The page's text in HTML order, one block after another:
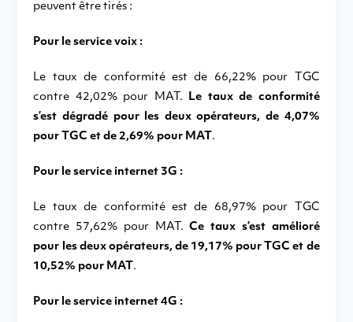
peuvent être tirés :
Pour le service voix :
Le taux de conformité est de 66,22% pour TGC
contre 42,02% pour MAT. Le taux de conformité
s’est dégradé pour les deux opérateurs, de 4,07%
pour TGC et de 2,69% pour MAT .
Pour le service internet 3G :
Le taux de conformité est de 68,97% pour TGC
contre 57,62% pour MAT.Ce taux s’est amélioré
pour les deux opérateurs, de 19,17% pour TGC et de
10,52% pour MAT .
Pour le service internet 4G :